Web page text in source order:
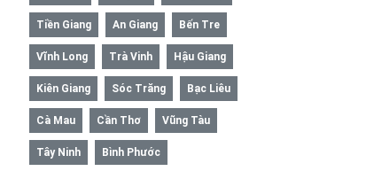
Tiền Giang An Giang Bến Tre
Vĩnh Long Trà Vinh Hậu Giang
Kiên Giang Sóc Trăng Bạc Liêu
Cà Mau Cần Thơ Vũng Tàu
Tây Ninh Bình Phước